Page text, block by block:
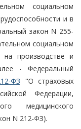
социальном
и в
закон N 255-
социальном
на производстве и
- Федеральный
ФЗ "О страховых
Федерации,
медицинского
N 212-ФЗ).